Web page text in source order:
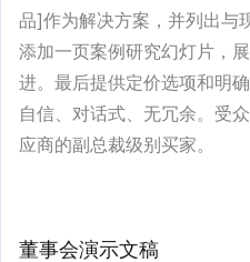
品]作为解决方案，并列出与
添加一页案例研究幻灯片，
进。最后提供定价选项和明
自信、对话式、无冗余。受
应商的副总裁级别买家。
董事会演示文稿